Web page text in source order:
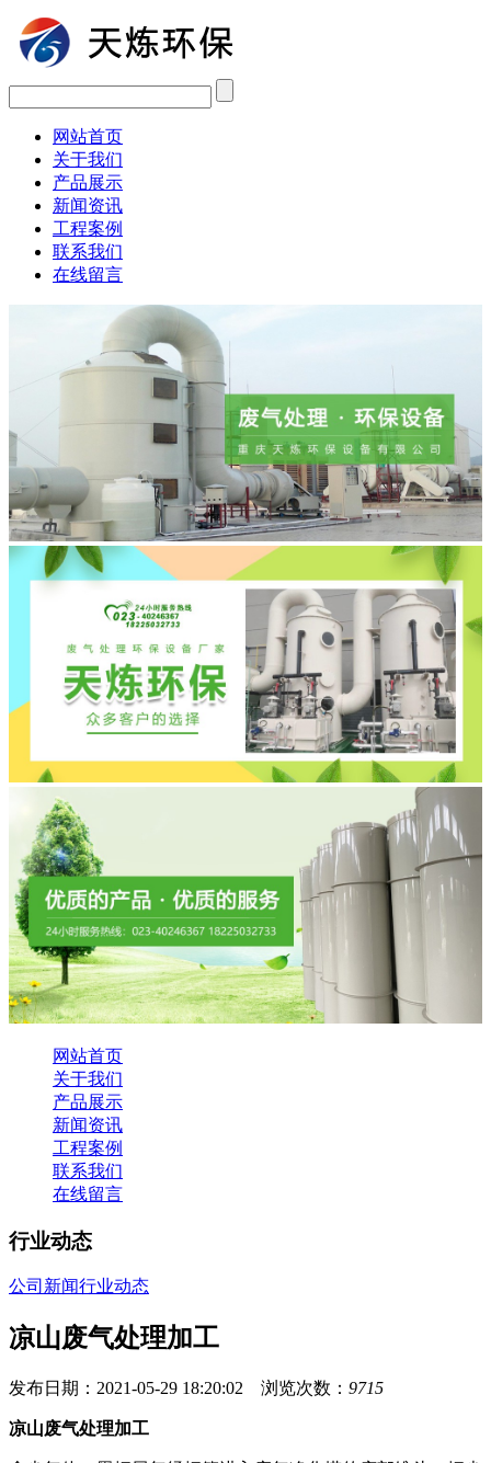
网站首页
关于我们
产品展示
新闻资讯
工程案例
联系我们
在线留言
网站首页
关于我们
产品展示
新闻资讯
工程案例
联系我们
在线留言
行业动态
公司新闻行业动态
凉山废气处理加工
发布日期：2021-05-29 18:20:02 浏览次数： 9715
凉山废气处理加工